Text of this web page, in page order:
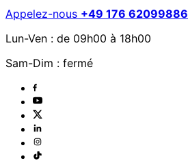
Appelez-nous +49 176 62099886
Lun-Ven : de 09h00 à 18h00
Sam-Dim : fermé